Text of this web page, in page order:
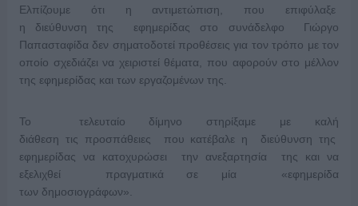
Ελπίζουμε ότι η αντιμετώπιση, που επιφύλαξε
η διεύθυνση της εφημερίδας στο συνάδελφο Γιώργο
Παπασταφίδα δεν σηματοδοτεί προθέσεις για τον τρόπο με τον
οποίο σχεδιάζει να χειριστεί θέματα, που αφορούν στο μέλλον
της εφημερίδας και των εργαζομένων της.
Το τελευταίο δίμηνο στηρίξαμε με καλή
διάθεση τις προσπάθειες που κατέβαλε η διεύθυνση της
εφημερίδας να κατοχυρώσει την ανεξαρτησία της και να
εξελιχθεί πραγματικά σε μία «εφημερίδα
των δημοσιογράφων».